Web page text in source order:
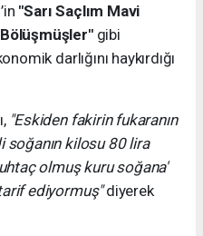
"Sarı Saçlım Mavi
gibi
darlığını haykırdığı
"Eskiden fakirin fukaranın
soğanın kilosu 80 lira
olmuş kuru soğana'
ediyormuş"diyerek